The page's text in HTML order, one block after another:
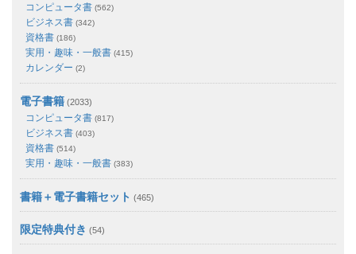
コンピュータ書 (562)
ビジネス書 (342)
資格書 (186)
実用・趣味・一般書 (415)
カレンダー (2)
電子書籍 (2033)
コンピュータ書 (817)
ビジネス書 (403)
資格書 (514)
実用・趣味・一般書 (383)
書籍＋電子書籍セット (465)
限定特典付き (54)